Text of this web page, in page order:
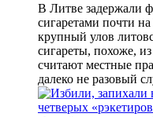
В Литве задержали
сигаретами почти
крупный улов
сигареты, похоже,
считают местные
далеко не разовый